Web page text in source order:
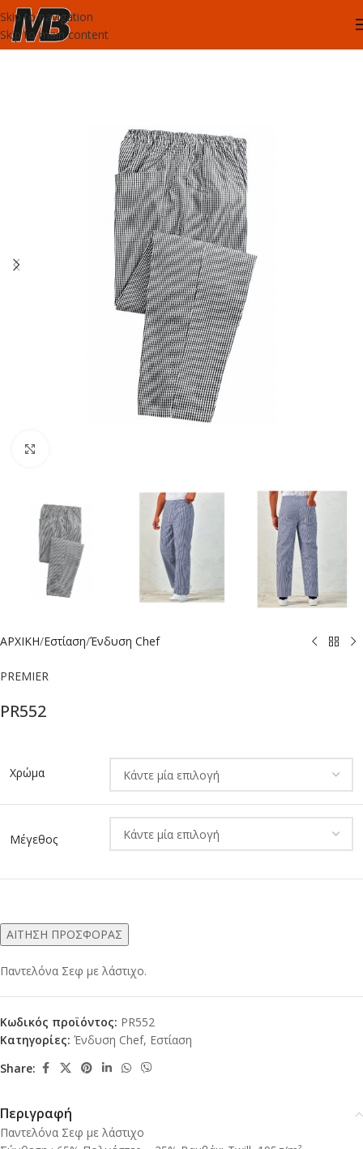
Skip to navigation
Skip to main content
ΑΡΧΙΚΗ/Εστίαση/Ένδυση Chef
PREMIER
PR552
Χρώμα
Μέγεθος
ΑΙΤΗΣΗ ΠΡΟΣΦΟΡΑΣ
Παντελόνα Σεφ με λάστιχο.
Κωδικός προϊόντος: PR552
Κατηγορίες: Ένδυση Chef, Εστίαση
Share:
Περιγραφή
Παντελόνα Σεφ με λάστιχο